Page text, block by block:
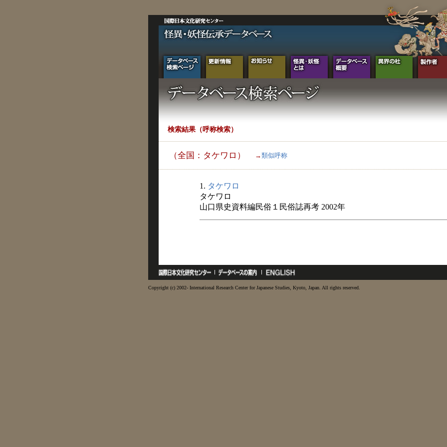
検索結果（呼称検索）
（全国：タケワロ） →類似呼称
1. タケワロ
タケワロ
山口県史資料編民俗１民俗誌再考 2002年
Copyright (c) 2002- International Research Center for Japanese Studies, Kyoto, Japan. All rights reserved.